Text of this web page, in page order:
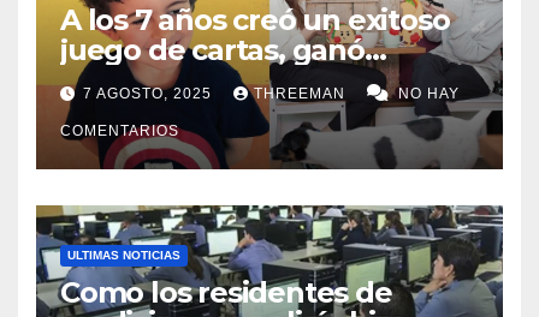
A los 7 años creó un exitoso
juego de cartas, ganó
millones y ahora vendió la
idea para cumplir su sueño
7 AGOSTO, 2025 THREEMAN NO HAY
COMENTARIOS
ULTIMAS NOTICIAS
Como los residentes de